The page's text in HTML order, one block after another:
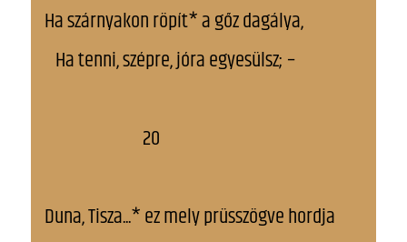
Ha szárnyakon röpít* a gőz dagálya,
Ha tenni, szépre, jóra egyesülsz; –
20
Duna, Tisza...* ez mely prüsszögve hordja